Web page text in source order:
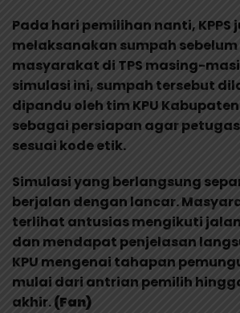
Pada hari pemilihan nanti, KPPS
melaksanakan sumpah
masyarakat di TPS masing-
simulasi ini, sumpah tersebut
dipandu oleh tim KPU
sebagai persiapan agar
sesuai kode etik.
Simulasi yang berlangsung
berjalan dengan lancar.
terlihat antusias mengikuti
dan mendapat penjelasan
KPU mengenai tahapan
mulai dari antrian pemilih
akhir.(Fan)